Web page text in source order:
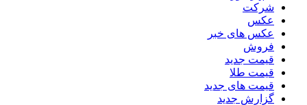
شرکت
عکس
عکس های خبر
فروش
قیمت جدید
قیمت طلا
قیمت های جدید
گزارش جدید